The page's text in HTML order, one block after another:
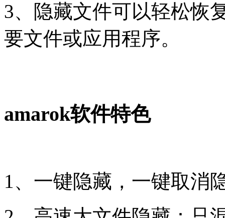
3、隐藏文件可以轻松恢
要文件或应用程序。
amarok软件特色
1、一键隐藏，一键取消